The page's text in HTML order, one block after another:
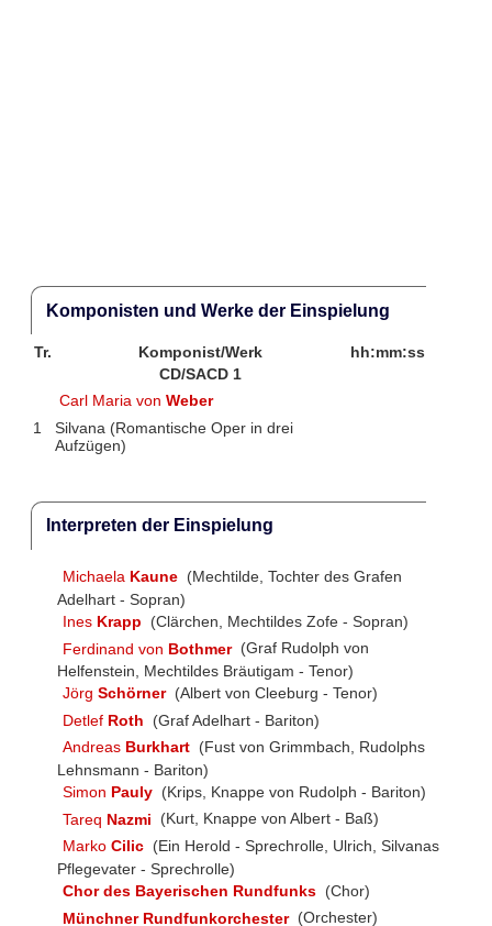
Komponisten und Werke der Einspielung
Tr. Komponist/Werk
hh:mm:ss
CD/SACD 1
Carl Maria vonWeber
1
Silvana (Romantische Oper in drei
Aufzügen)
Interpreten der Einspielung
Michaela Kaune (Mechtilde, Tochter des Grafen
Adelhart - Sopran)
Ines Krapp
(Clärchen, Mechtildes Zofe - Sopran)
Ferdinand von Bothmer (Graf Rudolph von
Helfenstein, Mechtildes Bräutigam - Tenor)
Jörg Schörner (Albert von Cleeburg - Tenor)
Detlef Roth
(Graf Adelhart - Bariton)
Andreas Burkhart (Fust von Grimmbach, Rudolphs
Lehnsmann - Bariton)
Simon Pauly (Krips, Knappe von Rudolph - Bariton)
Tareq Nazmi
(Kurt, Knappe von Albert - Baß)
Marko Cilic (Ein Herold - Sprechrolle, Ulrich, Silvanas
Pflegevater - Sprechrolle)
Chor des Bayerischen Rundfunks (Chor)
Münchner Rundfunkorchester (Orchester)